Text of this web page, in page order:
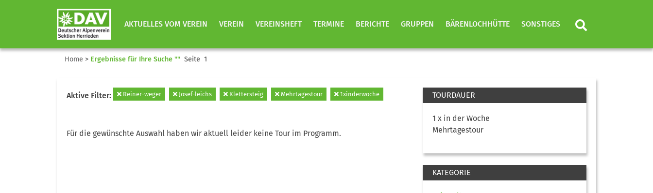
AKTUELLES VOM VEREIN VEREIN VEREINSHEFT TERMINE BERICHTE GRUPPEN BÄRENLOCHHÜTTE SONSTIGES
Home > Ergebnisse für Ihre Suche "" Seite 1
Aktive Filter: Reiner-weger Josef-leichs Klettersteig Mehrtagestour 1xinderwoche
Für die gewünschte Auswahl haben wir aktuell leider keine Tour im Programm.
TOURDAUER
1 x in der Woche
Mehrtagestour
KATEGORIE